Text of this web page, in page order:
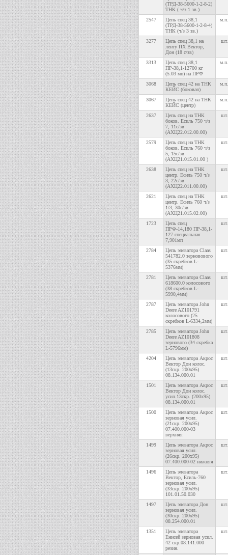
(ТРД-38-5600-1-2-8-2)
ТНК ( ч/з 1 зв.)
2547
Цепь спец 38,1
(ТРД-38-5600-1-2-8-4)
ТНК (ч/з 3 зв.)
м.п.
3277
Цепь спец 38,1 на
ленту ПХ Вектор,
Дон (18 с/зв)
шт.
3313
Цепь спец 38,1
ПР-38,1-12700 кг
(5.03 мп) на ПРФ
м.п.
3068
Цепь спец 42 на ТНК
КЕЙС (боковая)
м.п.
3067
Цепь спец 42 на ТНК
КЕЙС (центр)
м.п.
2637
Цепь спец на ТНК
боков. Есиль 750 ч/з
7, 11с/зв
(АХЦ22.012.00.00)
шт.
2579
Цепь спец на ТНК
боков. Есиль 760 ч/з
5, 15с/зв
(АХЦ21.015.01.00 )
шт.
2638
Цепь спец на ТНК
центр. Есиль 750 ч/з
3, 22с/зв
(АХЦ22.011.00.00)
шт.
2621
Цепь спец на ТНК
центр. Есиль 760 ч/з
1/3, 30с/зв
(АХЦ21.015.02.00)
шт.
1723
Цепь спец
ПРФ-14,180 ПР-38,1-
127 специальная
7,901мп
шт.
2784
Цепь элеватора Claas
541782.0 зерновового
(35 скребков L-
5376мм)
шт.
2781
Цепь элеватора Claas
618600.0 колосового
(38 скребков L-
5990,4мм)
шт.
2787
Цепь элеватора John
Deere AZ101791
колосового (25
скребков L-6334,2мм)
шт.
2785
Цепь элеватора John
Deere AZ101808
зернового (34 скребка
L-5796мм)
шт.
4204
Цепь элеватора Акрос
Вектор Дон колос.
(13скр. 200х95)
08.134.000.01
шт.
1501
Цепь элеватора Акрос
Вектор Дон колос.
усил.13скр. (200х95)
08.134.000.01
шт.
1500
Цепь элеватора Акрос
зерновая усил.
(21скр. 200х95)
07.400.000-03
верхняя
шт.
1499
Цепь элеватора Акрос
зерновая усил.
(26скр. 200х95)
07.400.000-02 нижняя
шт.
1496
Цепь элеватора
Вектор, Есиль-760
зерновая усил.
(33скр. 200х95)
101.01.50.030
шт.
1497
Цепь элеватора Дон
зерновая усил.
(30скр. 200х95)
08.254.000.01
шт.
1351
Цепь элеватора
Енисей зерновая усил.
42 скр.08.141.000
резин.
шт.